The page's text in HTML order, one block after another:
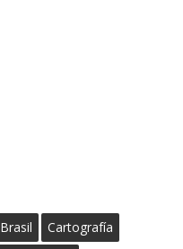
Brasil
Cartografía